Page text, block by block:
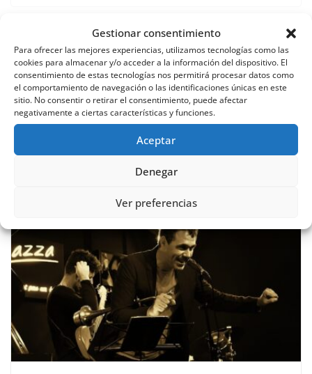
Gestionar consentimiento
Para ofrecer las mejores experiencias, utilizamos tecnologías como las
cookies para almacenar y/o acceder a la información del dispositivo. El
consentimiento de estas tecnologías nos permitirá procesar datos como
el comportamiento de navegación o las identificaciones únicas en este
sitio. No consentir o retirar el consentimiento, puede afectar
negativamente a ciertas características y funciones.
Aceptar
Denegar
Ver preferencias
La Concejalía de Participación Ciudadana supera las
100.000 gestiones en 2025 y refuerza su papel clave
para la ciudadanía en pedanías y barrios
El director general de Patrimonio Cultural visita los
trabajos de restauración y conservación del Castillo
de Nogalte de Puerto Lumbreras
También te puede gustar